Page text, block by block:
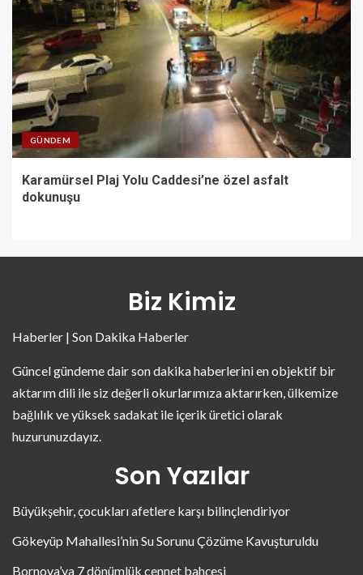
GÜNDEM
Karamürsel Plaj Yolu Caddesi’ne özel asfalt
dokunuşu
Biz Kimiz
Haberler | Son Dakika Haberler
Güncel gündeme dair son dakika haberlerini en objektif bir
aktarım dili ile siz değerli okurlarımıza aktarırken, ülkemize
bağlılık ve yüksek sadakat ile içerik üretici olarak
huzurunuzdayız.
Son Yazılar
Büyükşehir, çocukları afetlere karşı bilinçlendiriyor
Gökeyüp Mahallesi’nin Su Sorunu Çözüme Kavuşturuldu
Bornova’ya 7 dönümlük cennet bahçesi